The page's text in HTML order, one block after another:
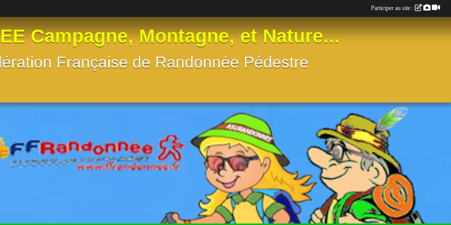
Campagne, Montagne, et Nature...
Française de Randonnée Pédestre
Participer au site :